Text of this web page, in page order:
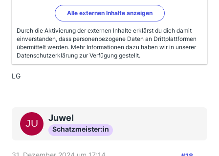
Alle externen Inhalte anzeigen
Durch die Aktivierung der externen Inhalte erklärst du dich damit
einverstanden, dass personenbezogene Daten an Drittplattformen
übermittelt werden. Mehr Informationen dazu haben wir in unserer
Datenschutzerklärung zur Verfügung gestellt.
LG
Juwel
Schatzmeister:in